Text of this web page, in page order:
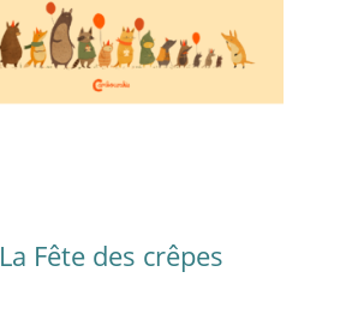
La Fête des crêpes